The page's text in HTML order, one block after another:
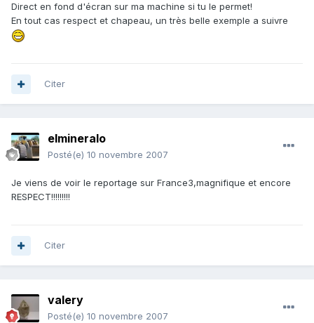
Direct en fond d'écran sur ma machine si tu le permet!
En tout cas respect et chapeau, un très belle exemple a suivre
Citer
elmineralo
Posté(e) 10 novembre 2007
Je viens de voir le reportage sur France3,magnifique et encore
RESPECT!!!!!!!!!
Citer
valery
Posté(e) 10 novembre 2007